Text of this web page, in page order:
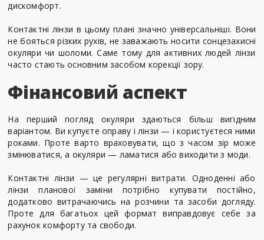
дискомфорт.
Контактні лінзи в цьому плані значно універсальніші. Вони
не бояться різких рухів, не заважають носити сонцезахисні
окуляри чи шоломи. Саме тому для активних людей лінзи
часто стають основним засобом корекції зору.
Фінансовий аспект
На перший погляд окуляри здаються більш вигідним
варіантом. Ви купуєте оправу і лінзи — і користуєтеся ними
роками. Проте варто враховувати, що з часом зір може
змінюватися, а окуляри — ламатися або виходити з моди.
Контактні лінзи — це регулярні витрати. Одноденні або
лінзи планової заміни потрібно купувати постійно,
додатково витрачаючись на розчини та засоби догляду.
Проте для багатьох цей формат виправдовує себе за
рахунок комфорту та свободи.